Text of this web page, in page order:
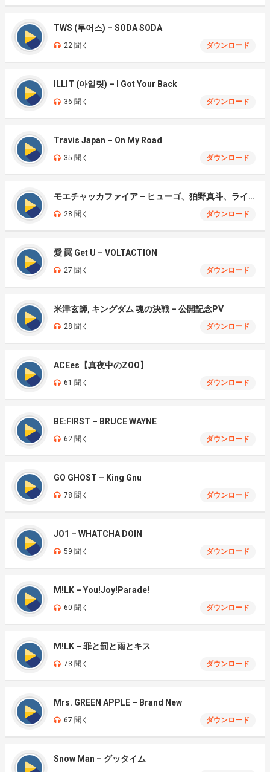
TWS (투어스) – SODA SODA
22 聞く ダウンロード
ILLIT (아일릿) – I Got Your Back
36 聞く ダウンロード
Travis Japan – On My Road
35 聞く ダウンロード
モエチャッカファイア – ヒューゴ、狛野真斗、ライト、セヴェリアン (Cover )
28 聞く ダウンロード
愛 罠 Get U – VOLTACTION
27 聞く ダウンロード
米津玄師, キングダム 魂の決戦 – 公開記念PV
28 聞く ダウンロード
ACEes【真夜中のZOO】
61 聞く ダウンロード
BE:FIRST – BRUCE WAYNE
62 聞く ダウンロード
GO GHOST – King Gnu
78 聞く ダウンロード
JO1 – WHATCHA DOIN
59 聞く ダウンロード
M!LK – You!Joy!Parade!
60 聞く ダウンロード
M!LK – 罪と罰と雨とキス
73 聞く ダウンロード
Mrs. GREEN APPLE – Brand New
67 聞く ダウンロード
Snow Man – グッタイム